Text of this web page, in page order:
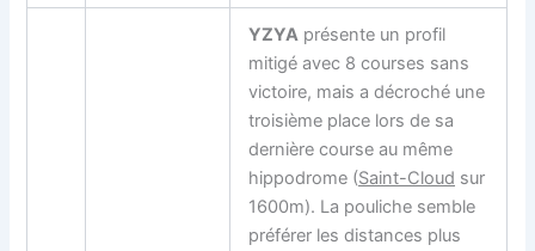
YZYA présente un profil
mitigé avec 8 courses sans
victoire, mais a décroché une
troisième place lors de sa
dernière course au même
hippodrome (Saint-Cloud sur
1600m). La pouliche semble
préférer les distances plus